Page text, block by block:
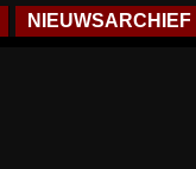
NIEUWSARCHIEF